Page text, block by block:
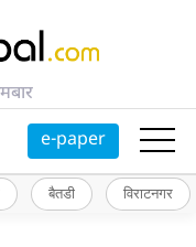
e-paper
बैतडी विराटनगर